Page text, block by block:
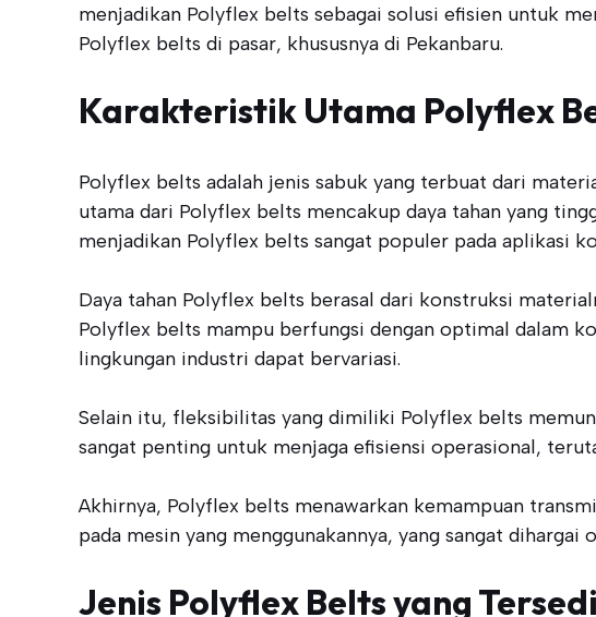
menjadikan Polyflex belts sebagai solusi efisien untuk
Polyflex belts di pasar, khususnya di Pekanbaru.
Karakteristik Utama Polyflex
Polyflex belts adalah jenis sabuk yang terbuat dari
utama dari Polyflex belts mencakup daya tahan yang
menjadikan Polyflex belts sangat populer pada aplikasi
Daya tahan Polyflex belts berasal dari konstruksi
Polyflex belts mampu berfungsi dengan optimal dalam
lingkungan industri dapat bervariasi.
Selain itu, fleksibilitas yang dimiliki Polyflex belts
sangat penting untuk menjaga efisiensi operasional,
Akhirnya, Polyflex belts menawarkan kemampuan
pada mesin yang menggunakannya, yang sangat dihargai
Jenis Polyflex Belts yang